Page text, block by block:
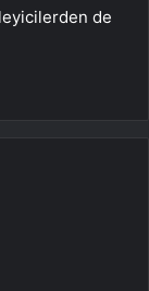
de